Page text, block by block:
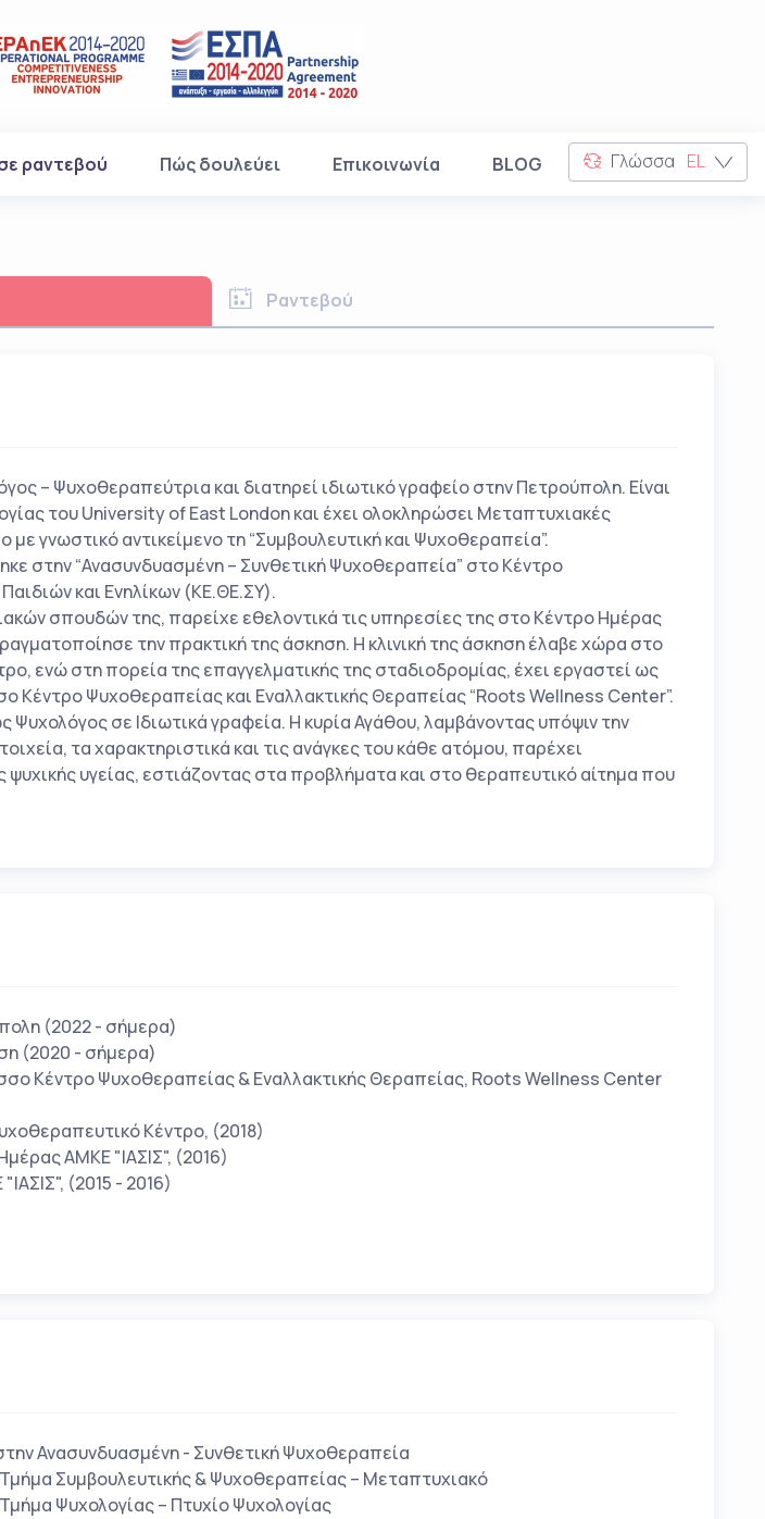
ραντεβού (current)Πώς δουλεύει Επικοινωνία BLOG Γλώσσα EL
Ραντεβού
– Ψυχοθεραπεύτρια και διατηρεί ιδιωτικό γραφείο στην Πετρούπολη. Είναι
του University of East London και έχει ολοκληρώσει Μεταπτυχιακές
γνωστικό αντικείμενο τη “Συμβουλευτική και Ψυχοθεραπεία”.
στην “Ανασυνδυασμένη – Συνθετική Ψυχοθεραπεία” στο Κέντρο
και Ενηλίκων (ΚΕ.ΘΕ.ΣΥ).
σπουδών της, παρείχε εθελοντικά τις υπηρεσίες της στο Κέντρο Ημέρας
την πρακτική της άσκηση. Η κλινική της άσκηση έλαβε χώρα στο
ενώ στη πορεία της επαγγελματικής της σταδιοδρομίας, έχει εργαστεί ως
Κέντρο Ψυχοθεραπείας και Εναλλακτικής Θεραπείας “Roots Wellness Center”.
Ψυχολόγος σε Ιδιωτικά γραφεία. Η κυρία Αγάθου, λαμβάνοντας υπόψιν την
τα χαρακτηριστικά και τις ανάγκες του κάθε ατόμου, παρέχει
υγείας, εστιάζοντας στα προβλήματα και στο θεραπευτικό αίτημα που
(2022 - σήμερα)
(2020 - σήμερα)
Κέντρο Ψυχοθεραπείας & Εναλλακτικής Θεραπείας, Roots Wellness Center
Κέντρο, (2018)
ΑΜΚΕ "ΙΑΣΙΣ", (2016)
(2015 - 2016)
Ανασυνδυασμένη - Συνθετική Ψυχοθεραπεία
Συμβουλευτικής & Ψυχοθεραπείας – Μεταπτυχιακό
Ψυχολογίας – Πτυχίο Ψυχολογίας